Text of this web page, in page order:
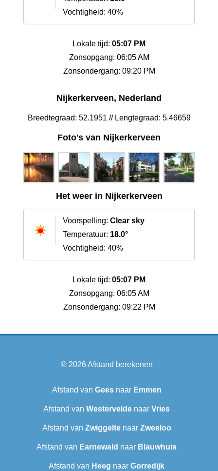
Vochtigheid: 40%
Lokale tijd: 05:07 PM
Zonsopgang: 06:05 AM
Zonsondergang: 09:20 PM
Nijkerkerveen, Nederland
Breedtegraad: 52.1951 // Lengtegraad: 5.46659
Foto's van Nijkerkerveen
Het weer in Nijkerkerveen
Voorspelling: Clear sky
Temperatuur: 18.0°
Vochtigheid: 40%
Lokale tijd: 05:07 PM
Zonsopgang: 06:05 AM
Zonsondergang: 09:22 PM
© 2026Afstand berekenen
Afstand van Geesnaar Emmen
Afstand van Westervelde naar Vries
Afstand van Zwiggeltenaar Zweeloo
Afstand van Earnewald naar Blauwhuis
Afstand van Heeg naar Gorredijk